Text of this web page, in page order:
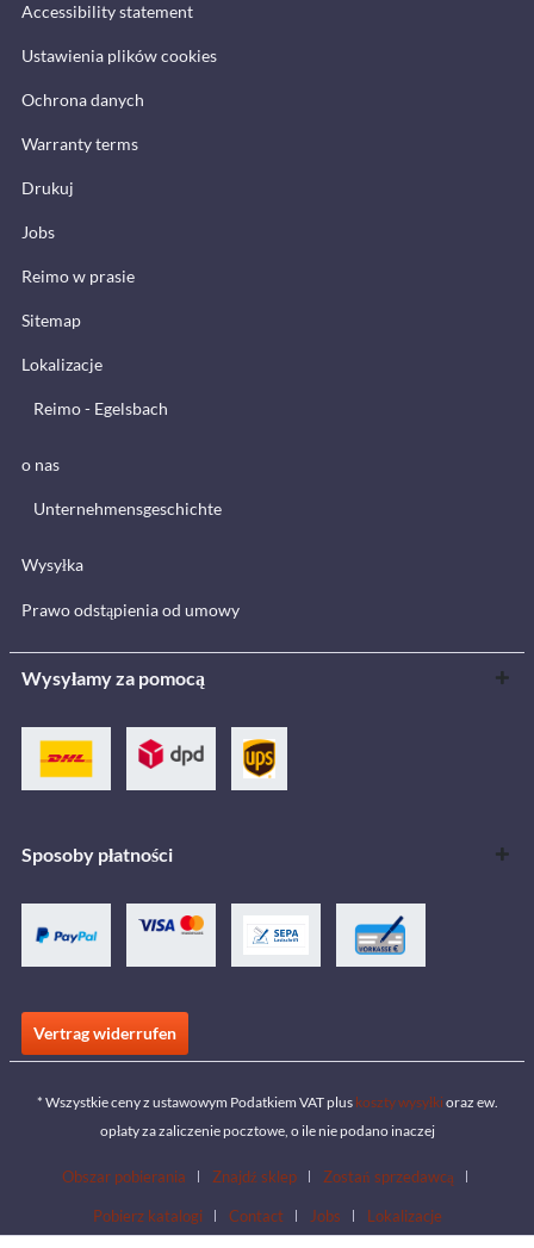
Accessibility statement
Ustawienia plików cookies
Ochrona danych
Warranty terms
Drukuj
Jobs
Reimo w prasie
Sitemap
Lokalizacje
Reimo - Egelsbach
o nas
Unternehmensgeschichte
Wysyłka
Prawo odstąpienia od umowy
Wysyłamy za pomocą
Sposoby płatności
Vertrag widerrufen
* Wszystkie ceny z ustawowym Podatkiem VAT plus koszty wysyłki oraz ew.
opłaty za zaliczenie pocztowe, o ile nie podano inaczej
Obszar pobierania Znajdź sklep Zostań sprzedawcą
Pobierz katalogi Contact Jobs Lokalizacje